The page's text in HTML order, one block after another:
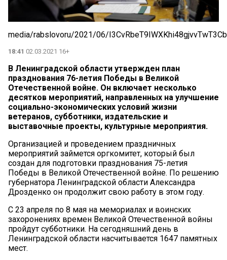
media/rabslovoru/2021/06/
18:41 02.03.2021 16+
В Ленинградской области утвержден план
празднования 76-летия Победы в Великой
Отечественной войне. Он включает несколько
десятков мероприятий, направленных на улучшение
социально-экономических условий жизни
ветеранов, субботники, издательские и
выставочные проекты, культурные мероприятия.
Организацией и проведением праздничных
мероприятий займется оргкомитет, который был
создан для подготовки празднования 75-летия
Победы в Великой Отечественной войне. По решению
губернатора Ленинградской области Александра
Дрозденко он продолжит свою работу в этом году.
С 23 апреля по 8 мая на мемориалах и воинских
захоронениях времен Великой Отечественной войны
пройдут субботники. На сегодняшний день в
Ленинградской области насчитывается 1647 памятных
мест.